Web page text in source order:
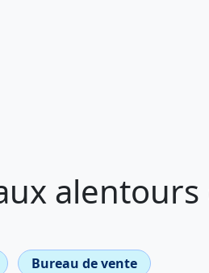
alentours
Bureau de vente